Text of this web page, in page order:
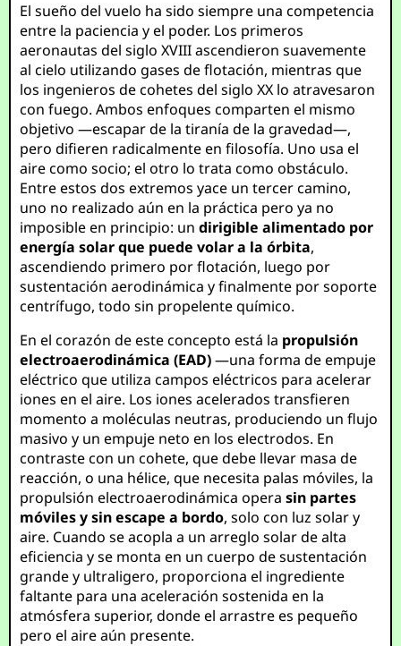
El sueño del vuelo ha sido siempre una competencia
entre la paciencia y el poder. Los primeros
aeronautas del siglo XVIII ascendieron suavemente
al cielo utilizando gases de flotación, mientras que
los ingenieros de cohetes del siglo XX lo atravesaron
con fuego. Ambos enfoques comparten el mismo
objetivo —escapar de la tiranía de la gravedad—,
pero difieren radicalmente en filosofía. Uno usa el
aire como socio; el otro lo trata como obstáculo.
Entre estos dos extremos yace un tercer camino,
uno no realizado aún en la práctica pero ya no
imposible en principio: undirigible alimentado por
energía solar que puede volar a la órbita,
ascendiendo primero por flotación, luego por
sustentación aerodinámica y finalmente por soporte
centrífugo, todo sin propelente químico.
En el corazón de este concepto está la propulsión
electroaerodinámica (EAD)—una forma de empuje
eléctrico que utiliza campos eléctricos para acelerar
iones en el aire. Los iones acelerados transfieren
momento a moléculas neutras, produciendo un flujo
masivo y un empuje neto en los electrodos. En
contraste con un cohete, que debe llevar masa de
reacción, o una hélice, que necesita palas móviles, la
propulsión electroaerodinámica operasin partes
móviles y sin escape a bordo, solo con luz solar y
aire. Cuando se acopla a un arreglo solar de alta
eficiencia y se monta en un cuerpo de sustentación
grande y ultraligero, proporciona el ingrediente
faltante para una aceleración sostenida en la
atmósfera superior, donde el arrastre es pequeño
pero el aire aún presente.